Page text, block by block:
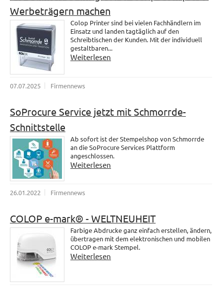
Werbeträgern machen
Colop Printer sind bei vielen Fachhändlern im
Einsatz und landen tagtäglich auf den
Schreibtischen der Kunden. Mit der individuell
gestaltbaren...
Weiterlesen
07.07.2025 Firmennews
SoProcure Service jetzt mit Schmorrde-
Schnittstelle
Ab sofort ist der Stempelshop von Schmorrde
an die SoProcure Services Plattform
angeschlossen.
Weiterlesen
26.01.2022 Firmennews
COLOP e-mark® - WELTNEUHEIT
Farbige Abdrucke ganz einfach erstellen, ändern,
übertragen mit dem elektronischen und mobilen
COLOP e-mark Stempel.
Weiterlesen